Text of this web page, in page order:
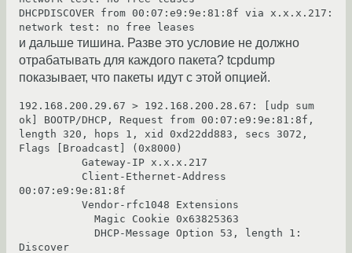
DHCPDISCOVER from 00:07:e9:9e:81:8f via x.x.x.217:
и дальше тишина. Разве это условие не должно
отрабатывать для каждого пакета? tcpdump
показывает, что пакеты идут с этой опцией.
192.168.200.29.67 > 192.168.200.28.67: [udp sum
ok] BOOTP/DHCP, Request from 00:07:e9:9e:81:8f,
length 320, hops 1, xid 0xd22dd883, secs 3072,
Flags [Broadcast] (0x8000)
00:07:e9:9e:81:8f
Discover